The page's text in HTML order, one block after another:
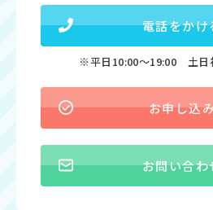
電話をかけ
※平日10:00〜19:00 土日
お申し込
お問い合わ